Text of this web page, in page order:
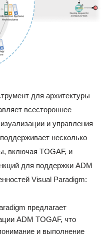
для архитектуры
всестороннее
и управления
несколько
включая TOGAF, и
для поддержки ADM
Visual Paradigm:
предлагает
ADM TOGAF, что
и выполнение